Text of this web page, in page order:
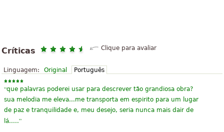
Críticas Clique para avaliar
Linguagem: Original Português
“que palavras poderei usar para descrever tão grandiosa obra?
sua melodia me eleva...me transporta em espirito para um lugar
de paz e tranquilidade e, meu desejo, seria nunca mais dair de
lá.....”